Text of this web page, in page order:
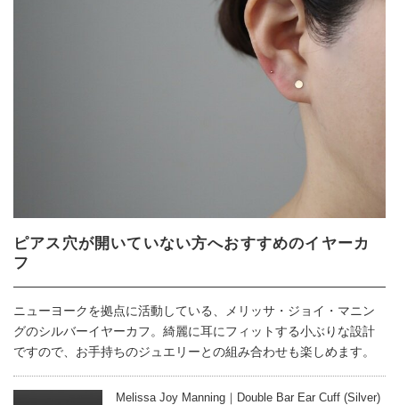
ピアス穴が開いていない方へおすすめのイヤーカ
フ
ニューヨークを拠点に活動している、メリッサ・ジョイ・マニン
グのシルバーイヤーカフ。綺麗に耳にフィットする小ぶりな設計
ですので、お手持ちのジュエリーとの組み合わせも楽しめます。
Melissa Joy Manning｜Double Bar Ear Cuff (Silver)